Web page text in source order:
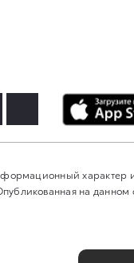
характер
на